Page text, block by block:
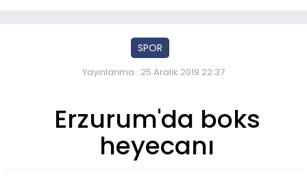
SPOR
Yayınlanma : 25 Aralık 2019 22:37
Erzurum'da boks
heyecanı